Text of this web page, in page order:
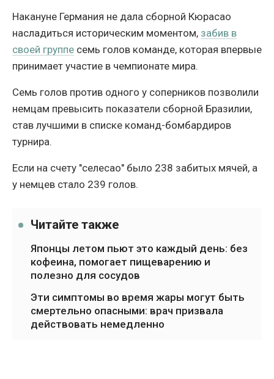
Накануне Германия не дала сборной Кюрасао
насладиться историческим моментом, забив в
своей группе семь голов команде, которая впервые
принимает участие в чемпионате мира.
Семь голов против одного у соперников позволили
немцам превысить показатели сборной Бразилии,
став лучшими в списке команд-бомбардиров
турнира.
Если на счету "селесао" было 238 забитых мячей, а
у немцев стало 239 голов.
Читайте также
Японцы летом пьют это каждый день: без
кофеина, помогает пищеварению и
полезно для сосудов
Эти симптомы во время жары могут быть
смертельно опасными: врач призвала
действовать немедленно